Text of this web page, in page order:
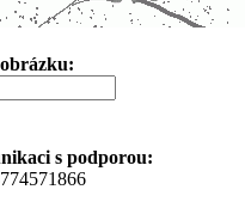
s podporou: